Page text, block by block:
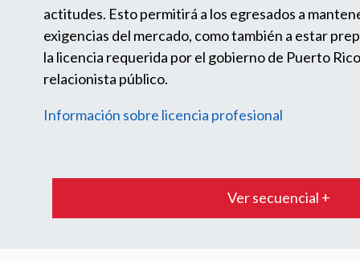
actitudes. Esto permitirá a los egresados a
exigencias del mercado, como también a estar
la licencia requerida por el gobierno de Puerto
relacionista público.
Información sobre licencia profesional
Ver secuencial +